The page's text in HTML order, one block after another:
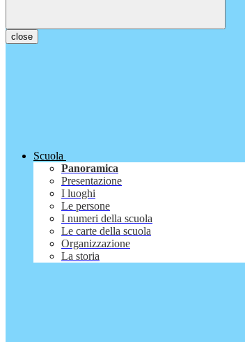
close
Scuola
Panoramica
Presentazione
I luoghi
Le persone
I numeri della scuola
Le carte della scuola
Organizzazione
La storia